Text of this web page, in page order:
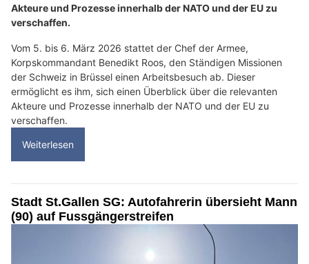
Akteure und Prozesse innerhalb der NATO und der EU zu
verschaffen.
Vom 5. bis 6. März 2026 stattet der Chef der Armee,
Korpskommandant Benedikt Roos, den Ständigen Missionen
der Schweiz in Brüssel einen Arbeitsbesuch ab. Dieser
ermöglicht es ihm, sich einen Überblick über die relevanten
Akteure und Prozesse innerhalb der NATO und der EU zu
verschaffen.
Weiterlesen
Stadt St.Gallen SG: Autofahrerin übersieht Mann
(90) auf Fussgängerstreifen